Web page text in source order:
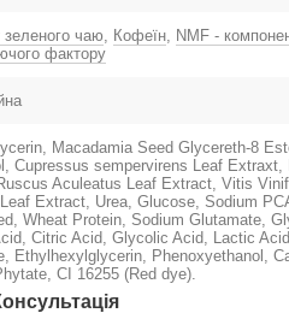
зеленого чаю, Кофеїн, NMF -
фактору
Macadamia Seed Glycereth-8
Cupressus sempervirens Leaf
Aculeatus Leaf Extract, Vitis
Extract, Urea, Glucose, Sodium
Wheat Protein, Sodium Glutamate,
Citric Acid, Glycolic Acid, Lactic
Ethylhexylglycerin, Phenoxyethanol,
CI 16255 (Red dye).